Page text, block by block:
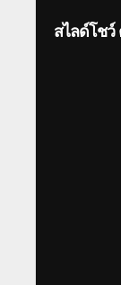
สไลด์โชว์